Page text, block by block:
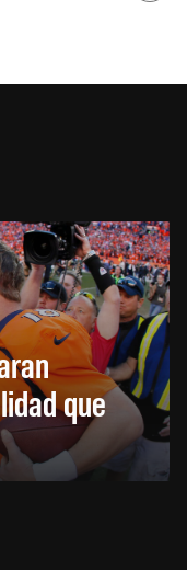
que